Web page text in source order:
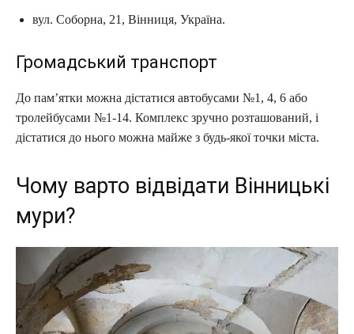
вул. Соборна, 21, Вінниця, Україна.
Громадський транспорт
До пам’ятки можна дістатися автобусами №1, 4, 6 або
тролейбусами №1-14. Комплекс зручно розташований, і
дістатися до нього можна майже з будь-якої точки міста.
Чому варто відвідати Вінницькі
мури?